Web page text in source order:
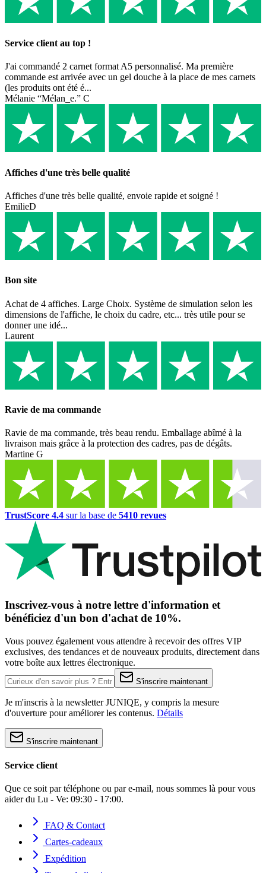
Service client au top !
J'ai commandé 2 carnet format A5 personnalisé. Ma première
commande est arrivée avec un gel douche à la place de mes carnets
(les produits ont été é...
Mélanie “Mélan_e.” C
Affiches d'une très belle qualité
Affiches d'une très belle qualité, envoie rapide et soigné !
EmilieD
Bon site
Achat de 4 affiches. Large Choix. Système de simulation selon les
dimensions de l'affiche, le choix du cadre, etc... très utile pour se
donner une idé...
Laurent
Ravie de ma commande
Ravie de ma commande, très beau rendu. Emballage abîmé à la
livraison mais grâce à la protection des cadres, pas de dégâts.
Martine G
TrustScore 4.4 sur la base de 5410 revues
Inscrivez-vous à notre lettre d'information et
bénéficiez d'un bon d'achat de 10%.
Vous pouvez également vous attendre à recevoir des offres VIP
exclusives, des tendances et de nouveaux produits, directement dans
votre boîte aux lettres électronique.
S'inscrire maintenant
Je m'inscris à la newsletter JUNIQE, y compris la mesure
d'ouverture pour améliorer les contenus. Détails
S'inscrire maintenant
Service client
Que ce soit par téléphone ou par e-mail, nous sommes là pour vous
aider du Lu - Ve: 09:30 - 17:00.
FAQ & Contact
Cartes-cadeaux
Expédition